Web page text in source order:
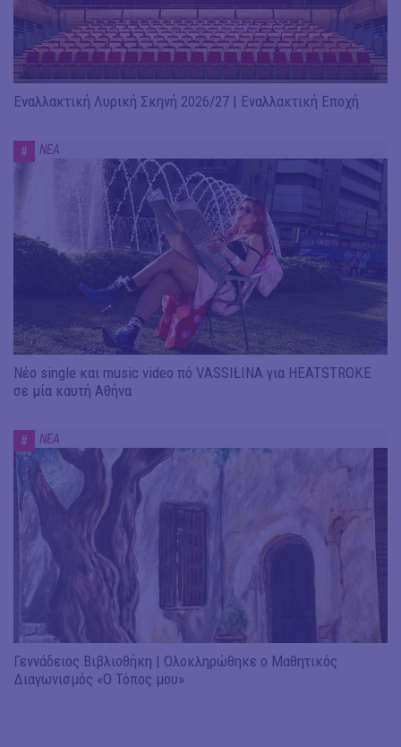
Εναλλακτική Λυρική Σκηνή 2026/27 | Εναλλακτική Εποχή
# ΝΕΑ
Νέο single και music video πό VASSIŁINA για HEATSTROKE
σε μία καυτή Αθήνα
# ΝΕΑ
Γεννάδειος Βιβλιοθήκη | Ολοκληρώθηκε ο Μαθητικός
Διαγωνισμός «Ο Τόπος μου»